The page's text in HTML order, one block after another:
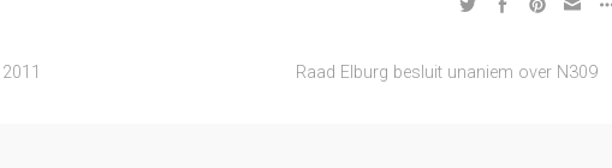
Raad Elburg besluit unaniem over N309